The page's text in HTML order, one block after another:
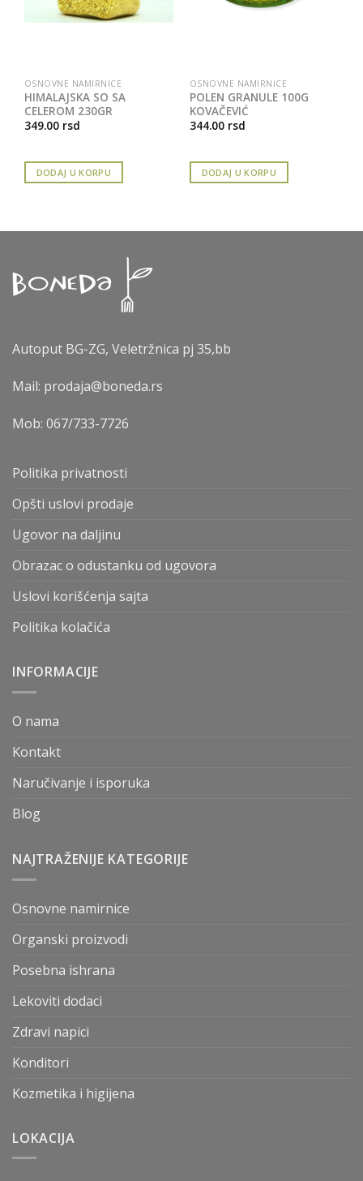
OSNOVNE NAMIRNICE
HIMALAJSKA SO SA
CELEROM 230GR
349.00 rsd
DODAJ U KORPU
OSNOVNE NAMIRNICE
POLEN GRANULE 100G
KOVAČEVIĆ
344.00 rsd
DODAJ U KORPU
Autoput BG-ZG, Veletržnica pj 35,bb
Mail: prodaja@boneda.rs
Mob: 067/733-7726
Politika privatnosti
Opšti uslovi prodaje
Ugovor na daljinu
Obrazac o odustanku od ugovora
Uslovi korišćenja sajta
Politika kolačića
INFORMACIJE
O nama
Kontakt
Naručivanje i isporuka
Blog
NAJTRAŽENIJE KATEGORIJE
Osnovne namirnice
Organski proizvodi
Posebna ishrana
Lekoviti dodaci
Zdravi napici
Konditori
Kozmetika i higijena
LOKACIJA